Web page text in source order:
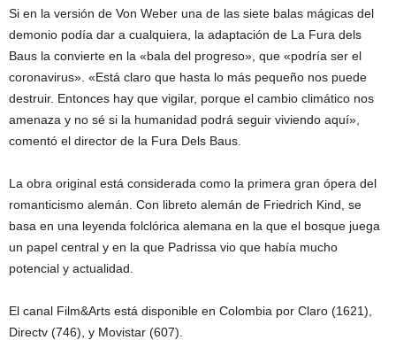
Si en la versión de Von Weber una de las siete balas mágicas del
demonio podía dar a cualquiera, la adaptación de La Fura dels
Baus la convierte en la «bala del progreso», que «podría ser el
coronavirus». «Está claro que hasta lo más pequeño nos puede
destruir. Entonces hay que vigilar, porque el cambio climático nos
amenaza y no sé si la humanidad podrá seguir viviendo aquí»,
comentó el director de la Fura Dels Baus.
La obra original está considerada como la primera gran ópera del
romanticismo alemán. Con libreto alemán de Friedrich Kind, se
basa en una leyenda folclórica alemana en la que el bosque juega
un papel central y en la que Padrissa vio que había mucho
potencial y actualidad.
El canal Film&Arts está disponible en Colombia por Claro (1621),
Directv (746), y Movistar (607).